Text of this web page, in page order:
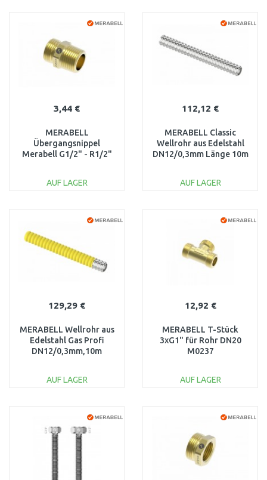
3,44 €
MERABELL
Übergangsnippel
Merabell G1/2" - R1/2"
AUF LAGER
112,12 €
MERABELL Classic
Wellrohr aus Edelstahl
DN12/0,3mm Länge 10m
AUF LAGER
129,29 €
MERABELL Wellrohr aus
Edelstahl Gas Profi
DN12/0,3mm,10m
AUF LAGER
Vergleichen
12,92 €
MERABELL T-Stück
3xG1" für Rohr DN20
M0237
AUF LAGER